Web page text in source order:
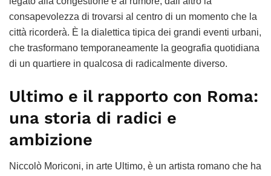
consapevolezza di trovarsi al centro di un momento che la
città ricorderà. È la dialettica tipica dei grandi eventi urbani,
che trasformano temporaneamente la geografia quotidiana
di un quartiere in qualcosa di radicalmente diverso.
Ultimo e il rapporto con Roma:
una storia di radici e
ambizione
Niccolò Moriconi, in arte Ultimo, è un artista romano che ha